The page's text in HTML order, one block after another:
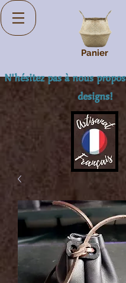
Panier
N'hésitez pas à nous
designs!